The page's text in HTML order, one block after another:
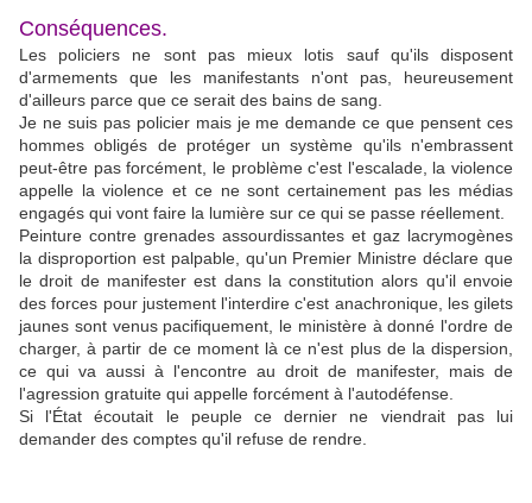
Conséquences.
Les policiers ne sont pas mieux lotis sauf qu'ils disposent
d'armements que les manifestants n'ont pas, heureusement
d'ailleurs parce que ce serait des bains de sang.
Je ne suis pas policier mais je me demande ce que pensent ces
hommes obligés de protéger un système qu'ils n'embrassent
peut-être pas forcément, le problème c'est l'escalade, la violence
appelle la violence et ce ne sont certainement pas les médias
engagés qui vont faire la lumière sur ce qui se passe réellement.
Peinture contre grenades assourdissantes et gaz lacrymogènes
la disproportion est palpable, qu'un Premier Ministre déclare que
le droit de manifester est dans la constitution alors qu'il envoie
des forces pour justement l'interdire c'est anachronique, les gilets
jaunes sont venus pacifiquement, le ministère à donné l'ordre de
charger, à partir de ce moment là ce n'est plus de la dispersion,
ce qui va aussi à l'encontre au droit de manifester, mais de
l'agression gratuite qui appelle forcément à l'autodéfense.
Si l'État écoutait le peuple ce dernier ne viendrait pas lui
demander des comptes qu'il refuse de rendre.